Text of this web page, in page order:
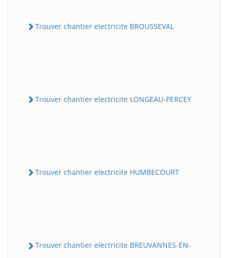
Trouver chantier electricite BROUSSEVAL
Trouver chantier electricite LONGEAU-PERCEY
Trouver chantier electricite HUMBECOURT
Trouver chantier electricite BREUVANNES-EN-